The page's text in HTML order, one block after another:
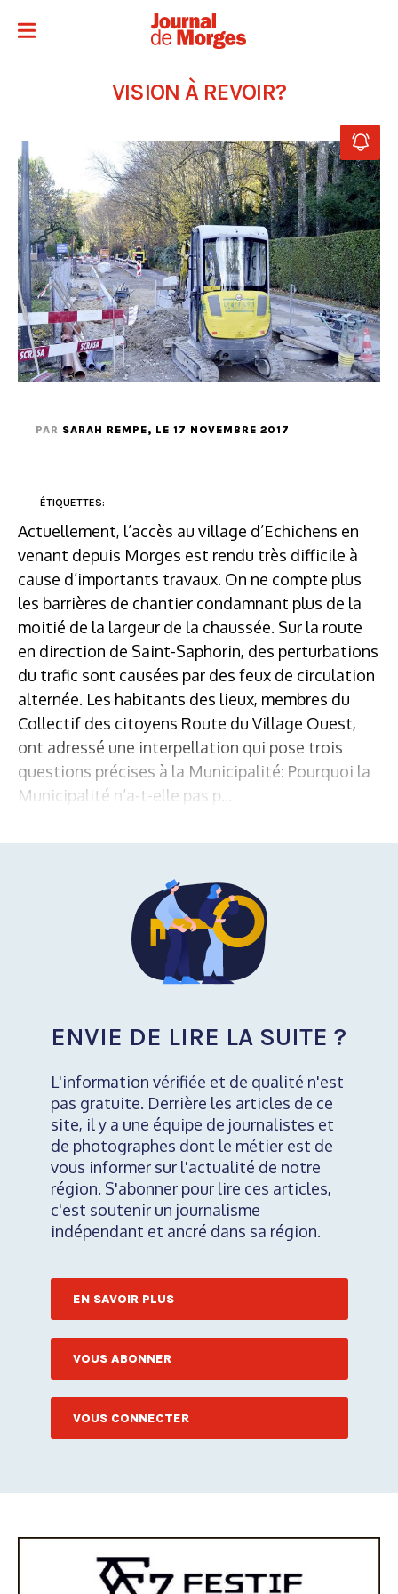
VISION À REVOIR?
PAR SARAH REMPE, LE 17 NOVEMBRE 2017
ÉTIQUETTES:
Actuellement, l’accès au village d’Echichens en
venant depuis Morges est rendu très difficile à
cause d’importants travaux. On ne compte plus
les barrières de chantier condamnant plus de la
moitié de la largeur de la chaussée. Sur la route
en direction de Saint-Saphorin, des perturbations
du trafic sont causées par des feux de circulation
alternée. Les habitants des lieux, membres du
Collectif des citoyens Route du Village Ouest,
ont adressé une interpellation qui pose trois
questions précises à la Municipalité: Pourquoi la
Municipalité n’a-t-elle pas p...
ENVIE DE LIRE LA SUITE ?
L'information vérifiée et de qualité n'est
pas gratuite. Derrière les articles de ce
site, il y a une équipe de journalistes et
de photographes dont le métier est de
vous informer sur l'actualité de notre
région. S'abonner pour lire ces articles,
c'est soutenir un journalisme
indépendant et ancré dans sa région.
EN SAVOIR PLUS
VOUS ABONNER
VOUS CONNECTER